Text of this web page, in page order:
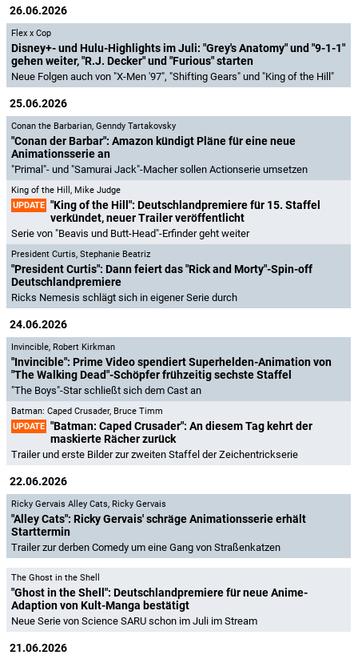
26.06.2026
Flex x Cop
Disney+- und Hulu-Highlights im Juli: "Grey's Anatomy" und "9-1-1"
gehen weiter, "R.J. Decker" und "Furious" starten
Neue Folgen auch von "X-Men '97", "Shifting Gears" und "King of the Hill"
25.06.2026
Conan the Barbarian, Genndy Tartakovsky
"Conan der Barbar": Amazon kündigt Pläne für eine neue
Animationsserie an
"Primal"- und "Samurai Jack"-Macher sollen Actionserie umsetzen
King of the Hill , Mike Judge
UPDATE "King of the Hill": Deutschlandpremiere für 15. Staffel
verkündet, neuer Trailer veröffentlicht
Serie von "Beavis und Butt-Head"-Erfinder geht weiter
President Curtis, Stephanie Beatriz
"President Curtis": Dann feiert das "Rick and Morty"-Spin-off
Deutschlandpremiere
Ricks Nemesis schlägt sich in eigener Serie durch
24.06.2026
Invincible, Robert Kirkman
"Invincible": Prime Video spendiert Superhelden-Animation von
"The Walking Dead"-Schöpfer frühzeitig sechste Staffel
"The Boys"-Star schließt sich dem Cast an
Batman: Caped Crusader, Bruce Timm
UPDATE "Batman: Caped Crusader": An diesem Tag kehrt der
maskierte Rächer zurück
Trailer und erste Bilder zur zweiten Staffel der Zeichentrickserie
22.06.2026
Ricky Gervais Alley Cats, Ricky Gervais
"Alley Cats": Ricky Gervais' schräge Animationsserie erhält
Starttermin
Trailer zur derben Comedy um eine Gang von Straßenkatzen
The Ghost in the Shell
"Ghost in the Shell": Deutschlandpremiere für neue Anime-
Adaption von Kult-Manga bestätigt
Neue Serie von Science SARU schon im Juli im Stream
21.06.2026